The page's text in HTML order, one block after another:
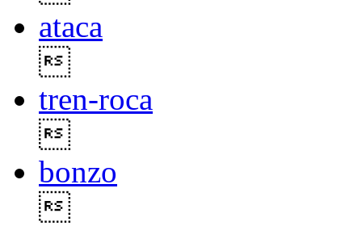
ataca
tren-roca
bonzo